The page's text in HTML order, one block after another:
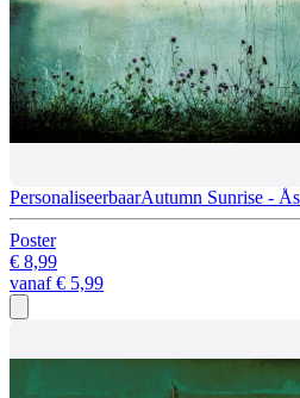
PersonaliseerbaarAutumn Sunrise -
Poster
€ 8,99
vanaf€ 5,99